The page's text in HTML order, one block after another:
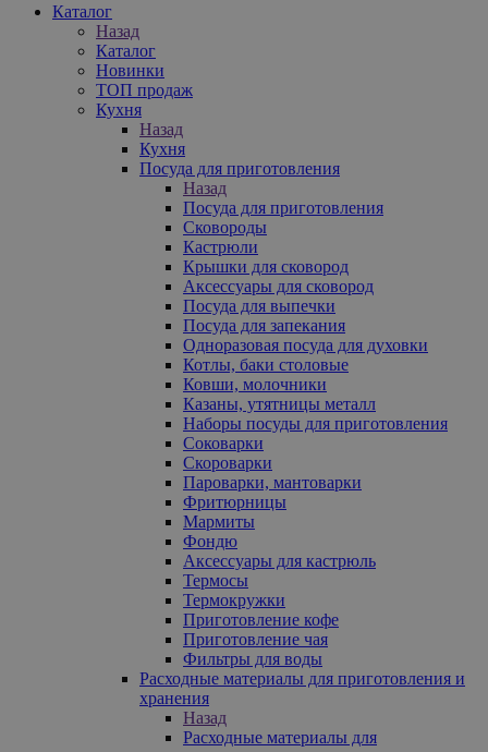
Каталог
Назад
Каталог
Новинки
ТОП продаж
Кухня
Назад
Кухня
Посуда для приготовления
Назад
Посуда для приготовления
Сковороды
Кастрюли
Крышки для сковород
Аксессуары для сковород
Посуда для выпечки
Посуда для запекания
Одноразовая посуда для духовки
Котлы, баки столовые
Ковши, молочники
Казаны, утятницы металл
Наборы посуды для приготовления
Соковарки
Скороварки
Пароварки, мантоварки
Фритюрницы
Мармиты
Фондю
Аксессуары для кастрюль
Термосы
Термокружки
Приготовление кофе
Приготовление чая
Фильтры для воды
Расходные материалы для приготовления и
хранения
Назад
Расходные материалы для